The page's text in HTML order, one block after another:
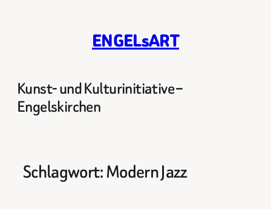
ENGELsART
Kunst- und Kulturinitiative –
Engelskirchen
Schlagwort:Modern Jazz